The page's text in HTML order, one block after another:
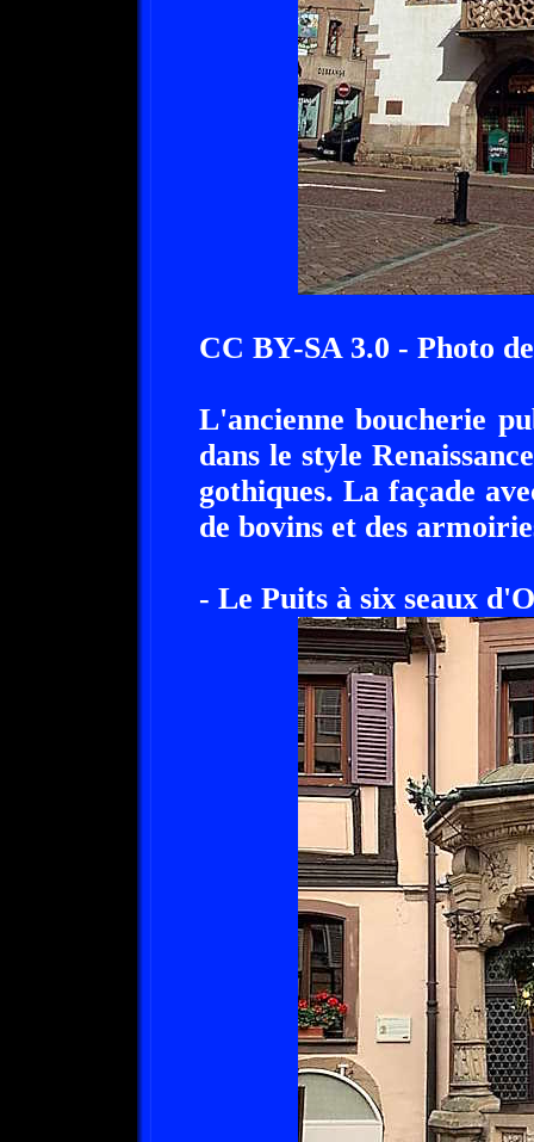
CC BY-SA 3.0 - Photo
L'ancienne boucherie
dans le style
gothiques. La façade
de bovins et des
- Le Puits à six seaux